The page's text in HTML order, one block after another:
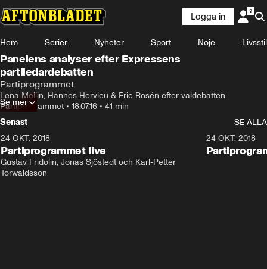
Logga in
Hem Serier Nyheter Sport Nöje Livsstil
Panelens analyser efter Expressens
partiledardebatten
Partiprogrammet
Lena Mellin, Hannes Hervieu & Eric Rosén efter valdebatten
Partiprogrammet • 18.07.16 • 41 min
Se mer
Senast
SE ALLA
24 OKT. 2018
Partiprogrammet live
Gustav Fridolin, Jonas Sjöstedt och Karl-Petter
Torwaldsson
24 OKT. 2018